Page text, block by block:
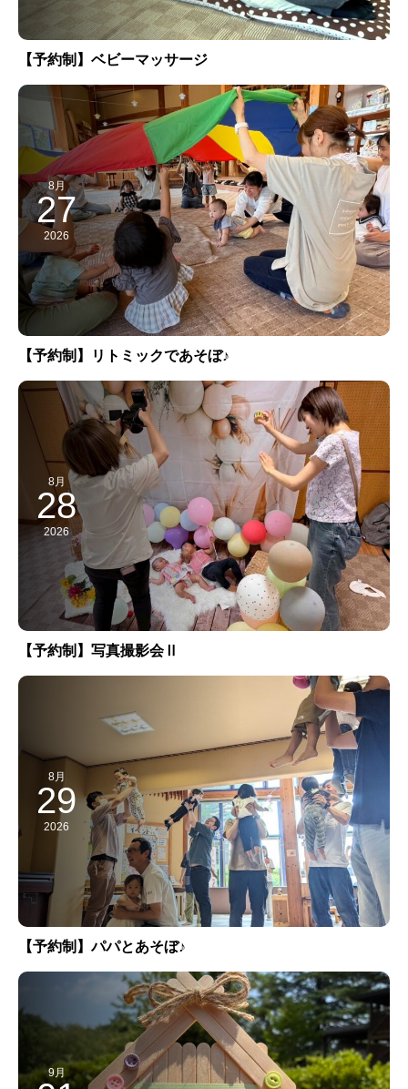
【予約制】ベビーマッサージ
8月
27
2026
【予約制】リトミックであそぼ♪
8月
28
2026
【予約制】写真撮影会Ⅱ
8月
29
2026
【予約制】パパとあそぼ♪
9月